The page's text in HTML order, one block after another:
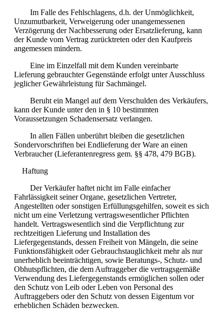
Im Falle des Fehlschlagens, d.h. der Unmöglichkeit,
Unzumutbarkeit, Verweigerung oder unangemessenen
Verzögerung der Nachbesserung oder Ersatzlieferung, kann
der Kunde vom Vertrag zurücktreten oder den Kaufpreis
angemessen mindern.
Eine im Einzelfall mit dem Kunden vereinbarte
Lieferung gebrauchter Gegenstände erfolgt unter Ausschluss
jeglicher Gewährleistung für Sachmängel.
Beruht ein Mangel auf dem Verschulden des Verkäufers,
kann der Kunde unter den in § 10 bestimmten
Voraussetzungen Schadensersatz verlangen.
In allen Fällen unberührt bleiben die gesetzlichen
Sondervorschriften bei Endlieferung der Ware an einen
Verbraucher (Lieferantenregress gem. §§ 478, 479 BGB).
Haftung
Der Verkäufer haftet nicht im Falle einfacher
Fahrlässigkeit seiner Organe, gesetzlichen Vertreter,
Angestellten oder sonstigen Erfüllungsgehilfen, soweit es sich
nicht um eine Verletzung vertragswesentlicher Pflichten
handelt. Vertragswesentlich sind die Verpflichtung zur
rechtzeitigen Lieferung und Installation des
Liefergegenstands, dessen Freiheit von Mängeln, die seine
Funktionsfähigkeit oder Gebrauchstauglichkeit mehr als nur
unerheblich beeinträchtigen, sowie Beratungs-, Schutz- und
Obhutspflichten, die dem Auftraggeber die vertragsgemäße
Verwendung des Liefergegenstands ermöglichen sollen oder
den Schutz von Leib oder Leben von Personal des
Auftraggebers oder den Schutz von dessen Eigentum vor
erheblichen Schäden bezwecken.